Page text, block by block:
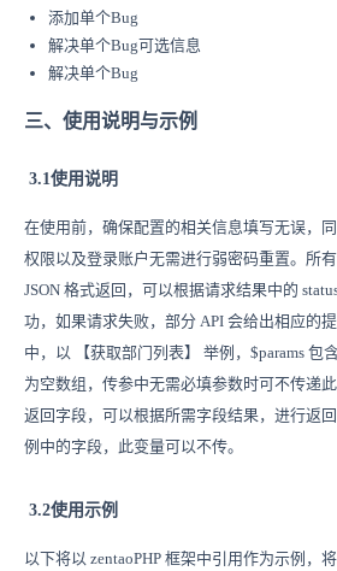
添加单个Bug
解决单个Bug可选信息
解决单个Bug
三、使用说明与示例
3.1使用说明
在使用前，确保配置的相关信息填写无误，
权限以及登录账户无需进行弱密码重置。所
JSON 格式返回，可以根据请求结果中的
功，如果请求失败，部分 API 会给出相应的
中，以 【获取部门列表】 举例，$params 包
为空数组，传参中无需必填参数时可不传递
返回字段，可以根据所需字段结果，进行返
例中的字段，此变量可以不传。
3.2使用示例
以下将以 zentaoPHP 框架中引用作为示例，